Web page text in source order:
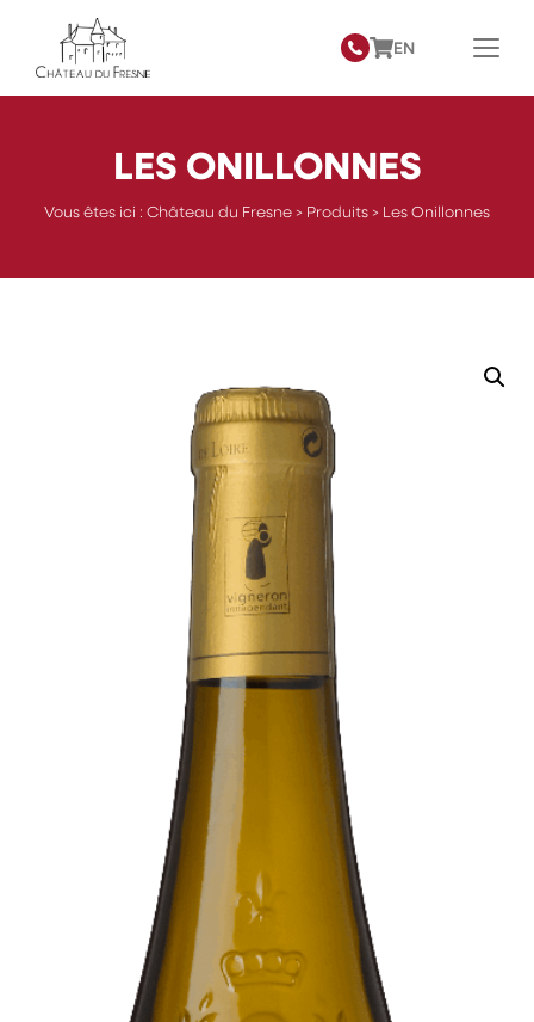
EN
LES ONILLONNES
Vous êtes ici : Château du Fresne > Produits > Les Onillonnes